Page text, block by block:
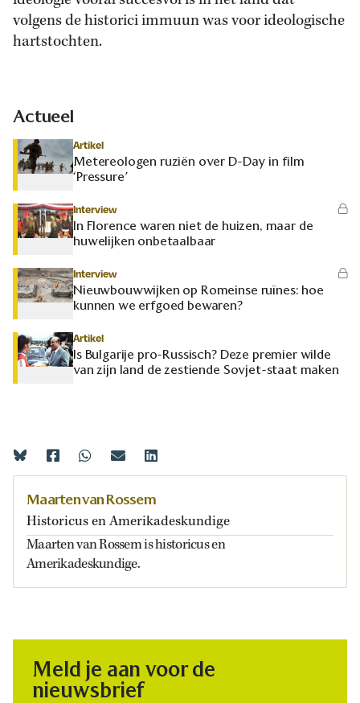
volgens de historici immuun was voor ideologische
hartstochten.
Actueel
Artikel
Metereologen ruziën over D-Day in film
‘Pressure’
Interview
In Florence waren niet de huizen, maar de
huwelijken onbetaalbaar
Interview
Nieuwbouwwijken op Romeinse ruïnes: hoe
kunnen we erfgoed bewaren?
Artikel
Is Bulgarije pro-Russisch? Deze premier wilde
van zijn land de zestiende Sovjet-staat maken
Maarten van Rossem
Historicus en Amerikadeskundige
Maarten van Rossem is historicus en
Amerikadeskundige.
Meld je aan voor de
nieuwsbrief